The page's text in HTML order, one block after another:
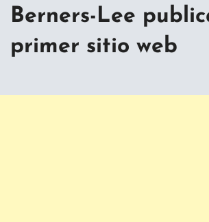
Berners-Lee
primer sitio web